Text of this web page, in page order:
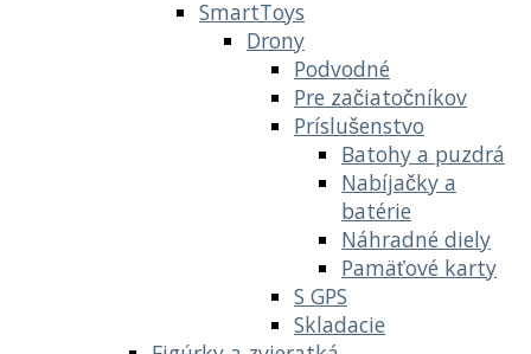
SmartToys
Drony
Podvodné
Pre začiatočníkov
Príslušenstvo
Batohy a puzdrá
Nabíjačky a
batérie
Náhradné diely
Pamäťové karty
S GPS
Skladacie